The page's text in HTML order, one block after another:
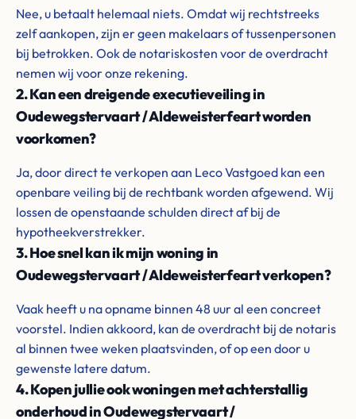
Nee, u betaalt helemaal niets. Omdat wij rechtstreeks
zelf aankopen, zijn er geen makelaars of tussenpersonen
bij betrokken. Ook de notariskosten voor de overdracht
nemen wij voor onze rekening.
2. Kan een dreigende executieveiling in
Oudewegstervaart / Aldeweisterfeart worden
voorkomen?
Ja, door direct te verkopen aan Leco Vastgoed kan een
openbare veiling bij de rechtbank worden afgewend. Wij
lossen de openstaande schulden direct af bij de
hypotheekverstrekker.
3. Hoe snel kan ik mijn woning in
Oudewegstervaart / Aldeweisterfeart verkopen?
Vaak heeft u na opname binnen 48 uur al een concreet
voorstel. Indien akkoord, kan de overdracht bij de notaris
al binnen twee weken plaatsvinden, of op een door u
gewenste latere datum.
4. Kopen jullie ook woningen met achterstallig
onderhoud in Oudewegstervaart /